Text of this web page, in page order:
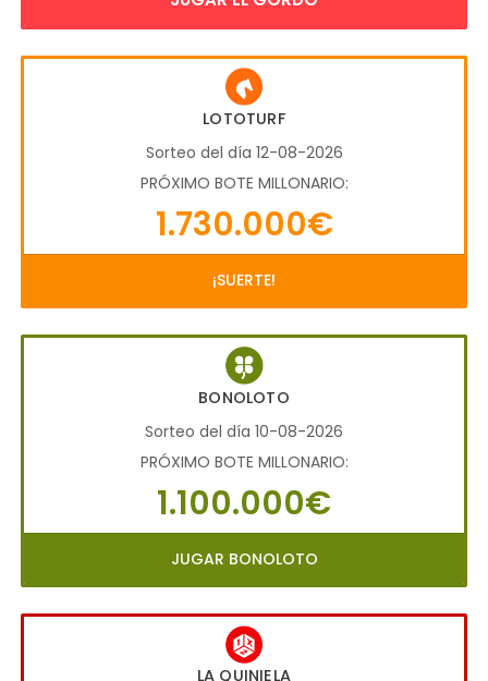
LOTOTURF
Sorteo del día 12-08-2026
PRÓXIMO BOTE MILLONARIO:
1.730.000€
¡SUERTE!
BONOLOTO
Sorteo del día 10-08-2026
PRÓXIMO BOTE MILLONARIO:
1.100.000€
JUGAR BONOLOTO
LA QUINIELA